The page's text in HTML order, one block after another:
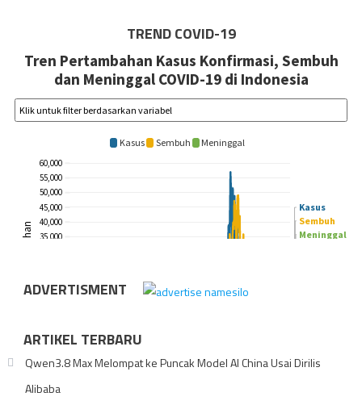
TREND COVID-19
ADVERTISMENT
ARTIKEL TERBARU
Qwen3.8 Max Melompat ke Puncak Model AI China Usai Dirilis
Alibaba